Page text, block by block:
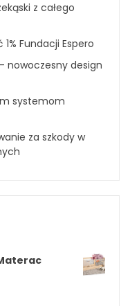
z całego
Fundacji Espero
nowoczesny design
systemom
za szkody w